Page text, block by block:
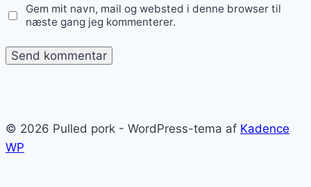
Gem mit navn, mail og websted i denne browser til
næste gang jeg kommenterer.
© 2026 Pulled pork - WordPress-tema af Kadence
WP